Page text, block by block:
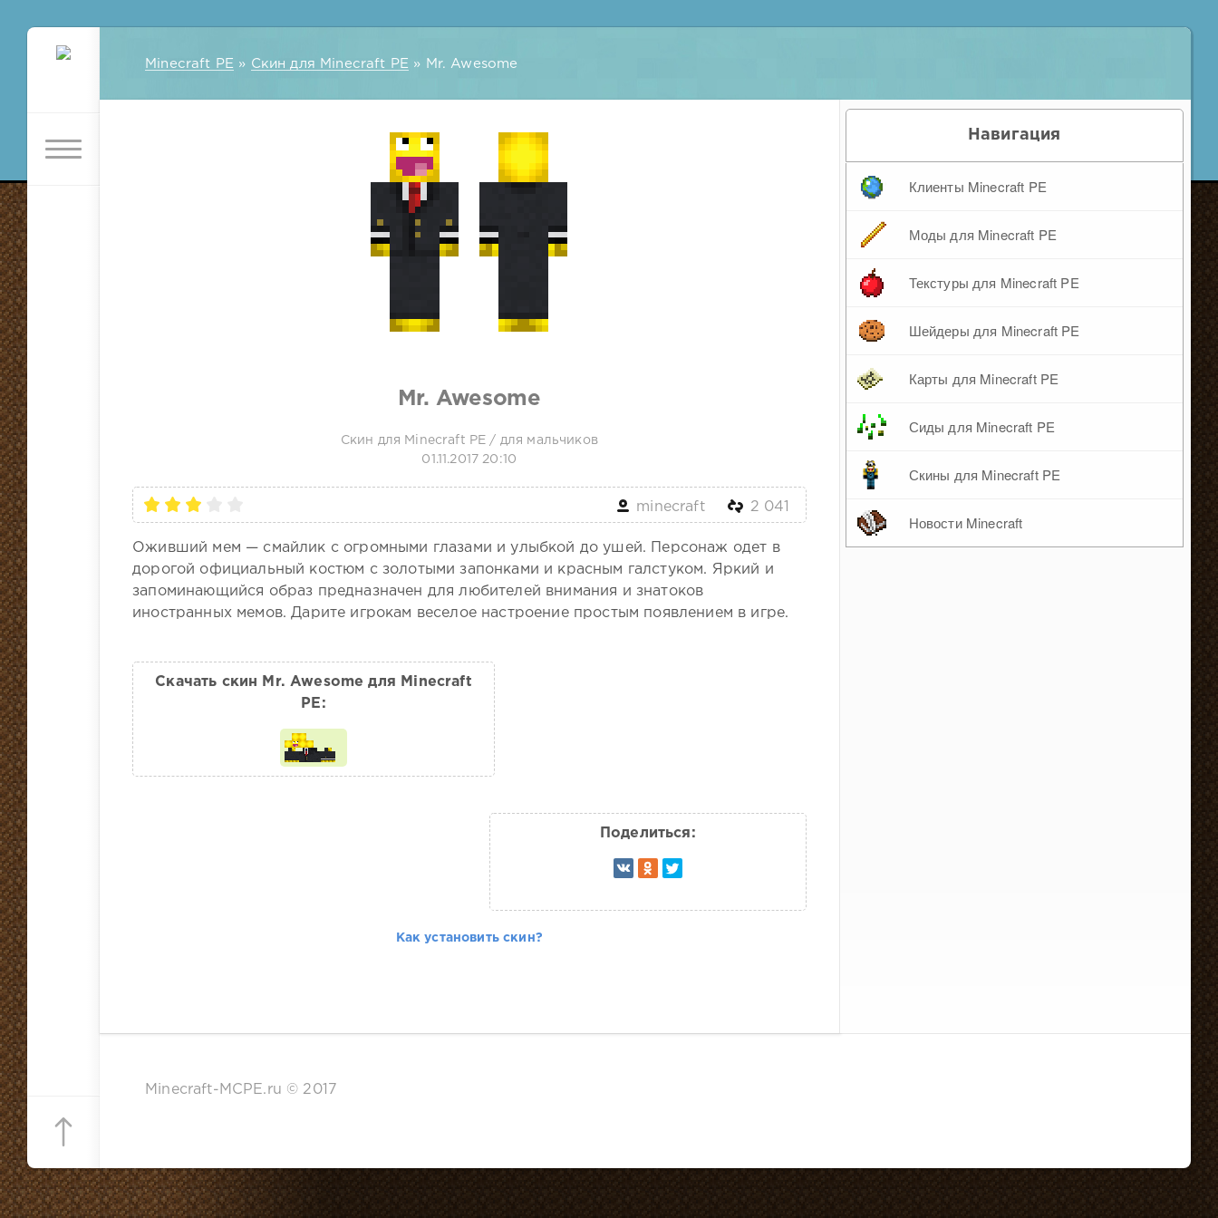
Minecraft PE » Скин для Minecraft PE » Mr. Awesome
Mr. Awesome
Скин для Minecraft PE / для мальчиков
01.11.2017 20:10
minecraft 2 041
Оживший мем — смайлик с огромными глазами и улыбкой до ушей. Персонаж одет в
дорогой официальный костюм с золотыми запонками и красным галстуком. Яркий и
запоминающийся образ предназначен для любителей внимания и знатоков
иностранных мемов. Дарите игрокам веселое настроение простым появлением в игре.
Скачать скин Mr. Awesome для Minecraft
PE:
Поделиться:
Как установить скин?
Навигация
Клиенты Minecraft PE
Моды для Minecraft PE
Текстуры для Minecraft PE
Шейдеры для Minecraft PE
Карты для Minecraft PE
Сиды для Minecraft PE
Скины для Minecraft PE
Новости Minecraft
Minecraft-MCPE.ru © 2017